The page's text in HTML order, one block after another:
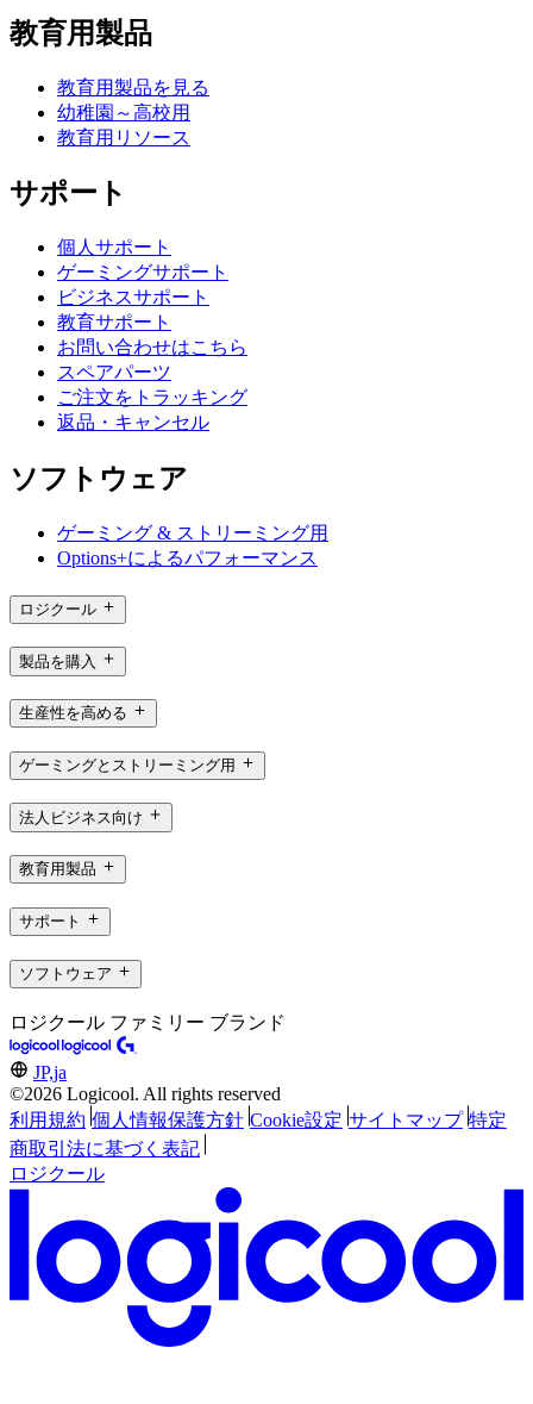
教育用製品
教育用製品を見る
幼稚園～高校用
教育用リソース
サポート
個人サポート
ゲーミングサポート
ビジネスサポート
教育サポート
お問い合わせはこちら
スペアパーツ
ご注文をトラッキング
返品・キャンセル
ソフトウェア
ゲーミング & ストリーミング用
Options+によるパフォーマンス
ロジクール
製品を購入
生産性を高める
ゲーミングとストリーミング用
法人ビジネス向け
教育用製品
サポート
ソフトウェア
ロジクール ファミリー ブランド
JP,ja
©2026 Logicool. All rights reserved
利用規約 個人情報保護方針 Cookie設定 サイトマップ 特定
商取引法に基づく表記
ロジクール